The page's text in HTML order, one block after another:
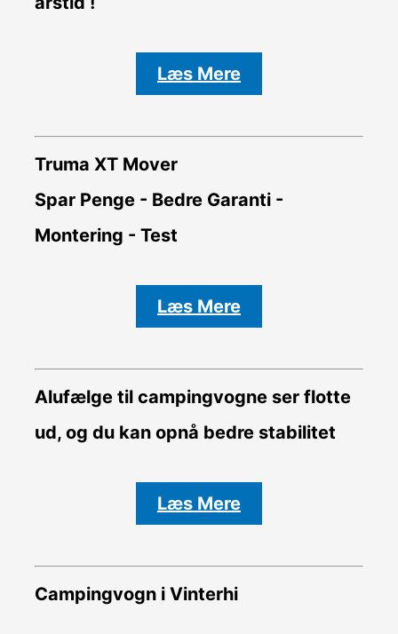
Læs Mere
Truma XT Mover
Spar Penge - Bedre Garanti -
Montering - Test
Læs Mere
Alufælge til campingvogne ser flotte
ud, og du kan opnå bedre stabilitet
Læs Mere
Campingvogn i Vinterhi